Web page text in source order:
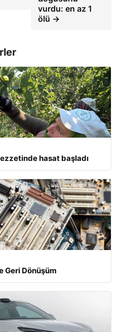
vurdu: en az 1
ölü →
hasat başladı
Geri Dönüşüm